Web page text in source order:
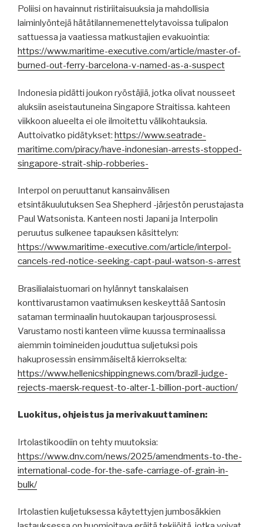
Poliisi on havainnut ristiriitaisuuksia ja mahdollisia
laiminlyöntejä hätätilannemenettelytavoissa tulipalon
sattuessa ja vaatiessa matkustajien evakuointia:
https://www.maritime-executive.com/article/master-of-
burned-out-ferry-barcelona-v-named-as-a-suspect
Indonesia pidätti joukon ryöstäjiä, jotka olivat nousseet
aluksiin aseistautuneina Singapore Straitissa. kahteen
viikkoon alueelta ei ole ilmoitettu välikohtauksia.
Auttoivatko pidätykset: https://www.seatrade-
maritime.com/piracy/have-indonesian-arrests-stopped-
singapore-strait-ship-robberies-
Interpol on peruuttanut kansainvälisen
etsintäkuulutuksen Sea Shepherd -järjestön perustajasta
Paul Watsonista. Kanteen nosti Japani ja Interpolin
peruutus sulkenee tapauksen käsittelyn:
https://www.maritime-executive.com/article/interpol-
cancels-red-notice-seeking-capt-paul-watson-s-arrest
Brasilialaistuomari on hylännyt tanskalaisen
konttivarustamon vaatimuksen keskeyttää Santosin
sataman terminaalin huutokaupan tarjousprosessi.
Varustamo nosti kanteen viime kuussa terminaalissa
aiemmin toimineiden jouduttua suljetuksi pois
hakuprosessin ensimmäiseltä kierrokselta:
https://www.hellenicshippingnews.com/brazil-judge-
rejects-maersk-request-to-alter-1-billion-port-auction/
Luokitus, ohjeistus ja merivakuuttaminen:
Irtolastikoodiin on tehty muutoksia:
https://www.dnv.com/news/2025/amendments-to-the-
international-code-for-the-safe-carriage-of-grain-in-
bulk/
Irtolastien kuljetuksessa käytettyjen jumbosäkkien